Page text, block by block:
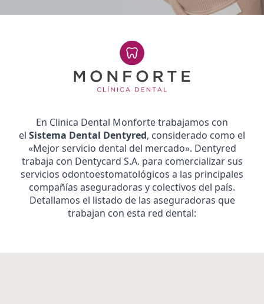
En Clinica Dental Monforte trabajamos con
el Sistema Dental Dentyred, considerado como el
«Mejor servicio dental del mercado». Dentyred
trabaja con Dentycard S.A. para comercializar sus
servicios odontoestomatológicos a las principales
compañías aseguradoras y colectivos del país.
Detallamos el listado de las aseguradoras que
trabajan con esta red dental: